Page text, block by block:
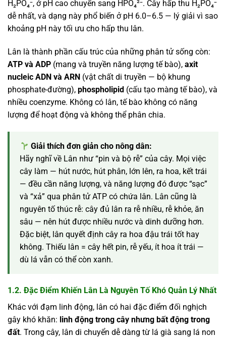
H₂PO₄⁻, ở pH cao chuyển sang HPO₄²⁻. Cây hấp thu H₂PO₄⁻
dễ nhất, và dạng này phổ biến ở pH 6.0–6.5 — lý giải vì sao
khoảng pH này tối ưu cho hấp thu lân.
Lân là thành phần cấu trúc của những phân tử sống còn:
ATP và ADP (mang và truyền năng lượng tế bào), axit
nucleic ADN và ARN (vật chất di truyền — bộ khung
phosphate-đường), phospholipid (cấu tạo màng tế bào), và
nhiều coenzyme. Không có lân, tế bào không có năng
lượng để hoạt động và không thể phân chia.
Giải thích đơn giản cho nông dân:
Hãy nghĩ về Lân như “pin và bộ rễ” của cây. Mọi việc
cây làm — hút nước, hút phân, lớn lên, ra hoa, kết trái
— đều cần năng lượng, và năng lượng đó được “sạc”
và “xả” qua phân tử ATP có chứa lân. Lân cũng là
nguyên tố thúc rễ: cây đủ lân ra rễ nhiều, rễ khỏe, ăn
sâu — nên hút được nhiều nước và dinh dưỡng hơn.
Đặc biệt, lân quyết định cây ra hoa đậu trái tốt hay
không. Thiếu lân = cây hết pin, rễ yếu, ít hoa ít trái —
dù lá vẫn có thể còn xanh.
1.2. Đặc Điểm Khiến Lân Là Nguyên Tố Khó Quản Lý Nhất
Khác với đạm linh động, lân có hai đặc điểm đối nghịch
gây khó khăn: linh động trong cây nhưng bất động trong
đất. Trong cây, lân di chuyển dễ dàng từ lá già sang lá non